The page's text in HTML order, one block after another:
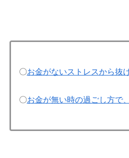
〇お金がないストレスから抜
〇お金が無い時の過ごし方で